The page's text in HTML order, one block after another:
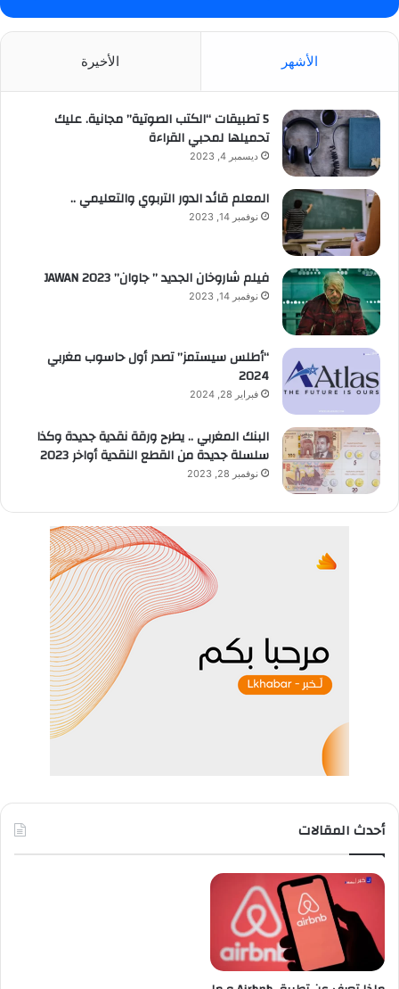
الأشهر الأخيرة
5 تطبيقات “الكتب الصوتية” مجانية. عليك
تحميلها لمحبي القراءة
ديسمبر 4, 2023
المعلم قائد الدور التربوي والتعليمي ..
نوفمبر 14, 2023
فيلم شاروخان الجديد ” جاوان” JAWAN 2023
نوفمبر 14, 2023
“أطلس سيستمز” تصدر أول حاسوب مغربي
2024
فبراير 28, 2024
البنك المغربي .. يطرح ورقة نقدية جديدة وكذا
سلسلة جديدة من القطع النقدية أواخر 2023
نوفمبر 28, 2023
أحدث المقالات